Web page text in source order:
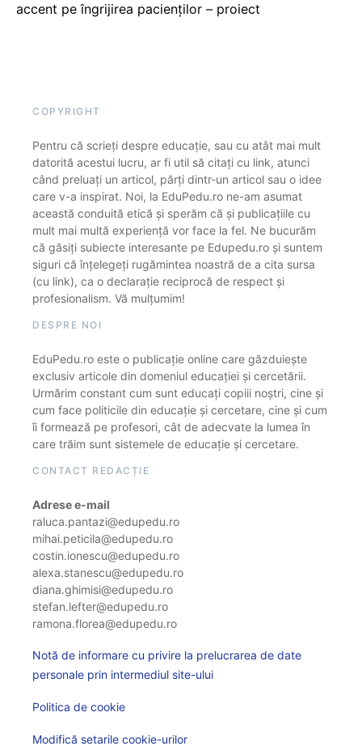
accent pe îngrijirea pacienților – proiect
COPYRIGHT
Pentru că scrieți despre educație, sau cu atât mai mult
datorită acestui lucru, ar fi util să citați cu link, atunci
când preluați un articol, părți dintr-un articol sau o idee
care v-a inspirat. Noi, la EduPedu.ro ne-am asumat
această conduită etică și sperăm că și publicațiile cu
mult mai multă experiență vor face la fel. Ne bucurăm
că găsiți subiecte interesante pe Edupedu.ro și suntem
siguri că înțelegeți rugămintea noastră de a cita sursa
(cu link), ca o declarație reciprocă de respect și
profesionalism. Vă mulțumim!
DESPRE NOI
EduPedu.ro este o publicație online care găzduiește
exclusiv articole din domeniul educației și cercetării.
Urmărim constant cum sunt educați copiii noștri, cine și
cum face politicile din educație și cercetare, cine și cum
îi formează pe profesori, cât de adecvate la lumea în
care trăim sunt sistemele de educație și cercetare.
CONTACT REDACȚIE
Adrese e-mail
raluca.pantazi@edupedu.ro
mihai.peticila@edupedu.ro
costin.ionescu@edupedu.ro
alexa.stanescu@edupedu.ro
diana.ghimisi@edupedu.ro
stefan.lefter@edupedu.ro
ramona.florea@edupedu.ro
Notă de informare cu privire la prelucrarea de date
personale prin intermediul site-ului
Politica de cookie
Modifică setarile cookie-urilor